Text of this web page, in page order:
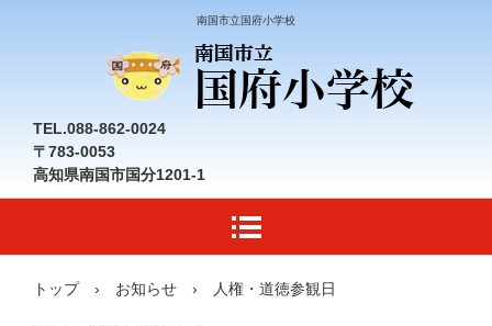
南国市立国府小学校
TEL.088-862-0024
〒783-0053
高知県南国市国分1201-1
トップ › お知らせ › 人権・道徳参観日